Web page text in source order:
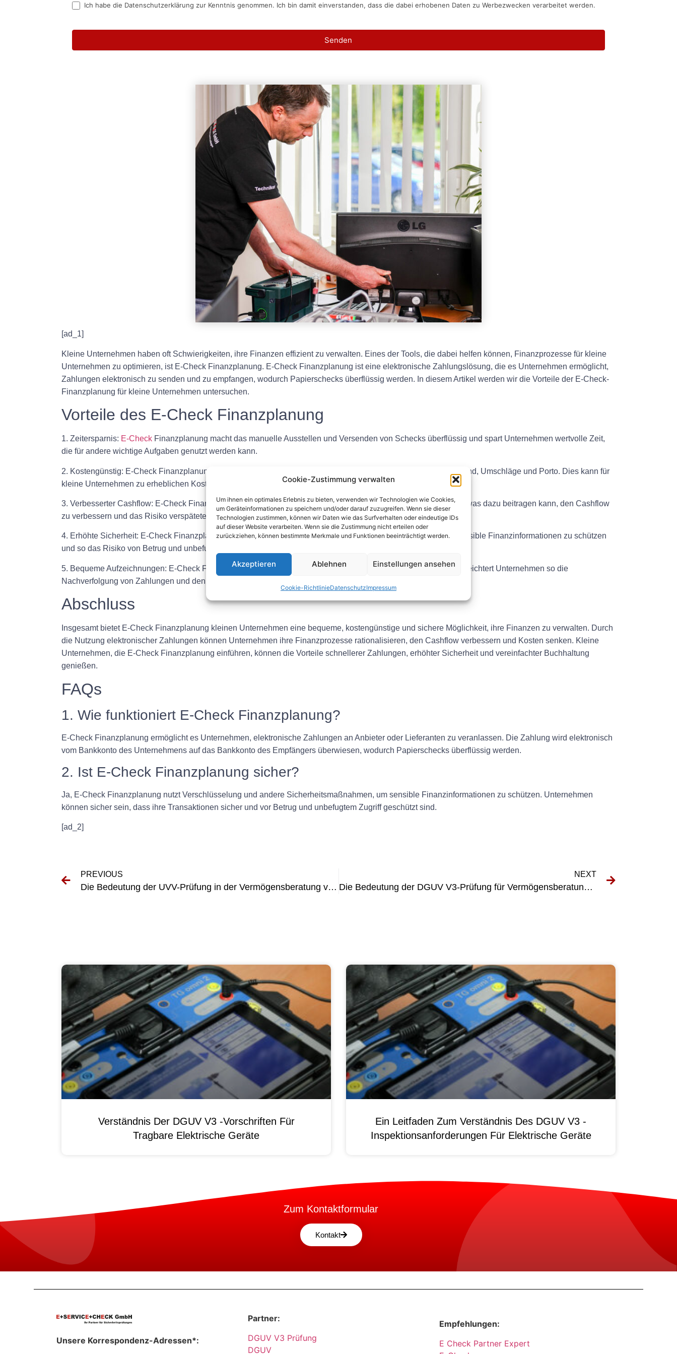
Cookie-Zustimmung verwalten
Um ihnen ein optimales Erlebnis zu bieten, verwenden wir Technologien wie Cookies,
um Geräteinformationen zu speichern und/oder darauf zuzugreifen. Wenn sie dieser
Technologien zustimmen, können wir Daten wie das Surfverhalten oder eindeutige IDs
auf dieser Website verarbeiten. Wenn sie die Zustimmung nicht erteilen oder
zurückziehen, können bestimmte Merkmale und Funktionen beeinträchtigt werden.
Akzeptieren Ablehnen Einstellungen ansehen
Cookie-RichtlinieDatenschutzImpressum
Ich habe die Datenschutzerklärung zur Kenntnis genommen. Ich bin damit einverstanden, dass die dabei erhobenen Daten zu Werbezwecken verarbeitet werden.
Senden
[ad_1]
Kleine Unternehmen haben oft Schwierigkeiten, ihre Finanzen effizient zu verwalten. Eines der Tools, die dabei helfen können, Finanzprozesse für kleine
Unternehmen zu optimieren, ist E-Check Finanzplanung. E-Check Finanzplanung ist eine elektronische Zahlungslösung, die es Unternehmen ermöglicht,
Zahlungen elektronisch zu senden und zu empfangen, wodurch Papierschecks überflüssig werden. In diesem Artikel werden wir die Vorteile der E-Check-
Finanzplanung für kleine Unternehmen untersuchen.
Vorteile des E-Check Finanzplanung
1. Zeitersparnis: E-Check Finanzplanung macht das manuelle Ausstellen und Versenden von Schecks überflüssig und spart Unternehmen wertvolle Zeit,
die für andere wichtige Aufgaben genutzt werden kann.
2. Kostengünstig: E-Check Finanzplanung eliminiert die mit Papierschecks verbundenen Kosten wie Scheckbestand, Umschläge und Porto. Dies kann für
kleine Unternehmen zu erheblichen Kosteneinsparungen führen.
3. Verbesserter Cashflow: E-Check Finanzplanung ermöglicht es Unternehmen, Zahlungen schneller zu erhalten, was dazu beitragen kann, den Cashflow
zu verbessern und das Risiko verspäteter Zahlungen zu verringern.
4. Erhöhte Sicherheit: E-Check Finanzplanung nutzt Verschlüsselung und andere Sicherheitsmaßnahmen, um sensible Finanzinformationen zu schützen
und so das Risiko von Betrug und unbefugtem Zugriff zu reduzieren.
5. Bequeme Aufzeichnungen: E-Check Finanzplanung führt eine digitale Aufzeichnung aller Transaktionen und erleichtert Unternehmen so die
Nachverfolgung von Zahlungen und den Abgleich von Konten.
Abschluss
Insgesamt bietet E-Check Finanzplanung kleinen Unternehmen eine bequeme, kostengünstige und sichere Möglichkeit, ihre Finanzen zu verwalten. Durch
die Nutzung elektronischer Zahlungen können Unternehmen ihre Finanzprozesse rationalisieren, den Cashflow verbessern und Kosten senken. Kleine
Unternehmen, die E-Check Finanzplanung einführen, können die Vorteile schnellerer Zahlungen, erhöhter Sicherheit und vereinfachter Buchhaltung
genießen.
FAQs
1. Wie funktioniert E-Check Finanzplanung?
E-Check Finanzplanung ermöglicht es Unternehmen, elektronische Zahlungen an Anbieter oder Lieferanten zu veranlassen. Die Zahlung wird elektronisch
vom Bankkonto des Unternehmens auf das Bankkonto des Empfängers überwiesen, wodurch Papierschecks überflüssig werden.
2. Ist E-Check Finanzplanung sicher?
Ja, E-Check Finanzplanung nutzt Verschlüsselung und andere Sicherheitsmaßnahmen, um sensible Finanzinformationen zu schützen. Unternehmen
können sicher sein, dass ihre Transaktionen sicher und vor Betrug und unbefugtem Zugriff geschützt sind.
[ad_2]
PREVIOUS
Die Bedeutung der UVV-Prüfung in der Vermögensberatung verstehen
NEXT
Die Bedeutung der DGUV V3-Prüfung für Vermögensberatungsunternehmen verstehen
Verständnis Der DGUV V3 -Vorschriften Für
Tragbare Elektrische Geräte
Ein Leitfaden Zum Verständnis Des DGUV V3 -
Inspektionsanforderungen Für Elektrische Geräte
Zum Kontaktformular
Kontakt
Unsere Korrespondenz-Adressen*:
Partner:
DGUV V3 Prüfung
DGUV
Empfehlungen:
E Check Partner Expert